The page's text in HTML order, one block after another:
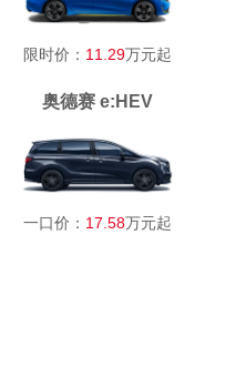
限时价： 11.29万元起
奥德赛 e:HEV
一口价： 17.58万元起